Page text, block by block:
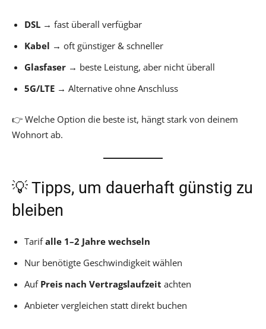
DSL → fast überall verfügbar
Kabel → oft günstiger & schneller
Glasfaser → beste Leistung, aber nicht überall
5G/LTE → Alternative ohne Anschluss
👉 Welche Option die beste ist, hängt stark von deinem
Wohnort ab.
💡 Tipps, um dauerhaft günstig zu
bleiben
Tarifalle 1–2 Jahre wechseln
Nur benötigte Geschwindigkeit wählen
Auf Preis nach Vertragslaufzeit achten
Anbieter vergleichen statt direkt buchen